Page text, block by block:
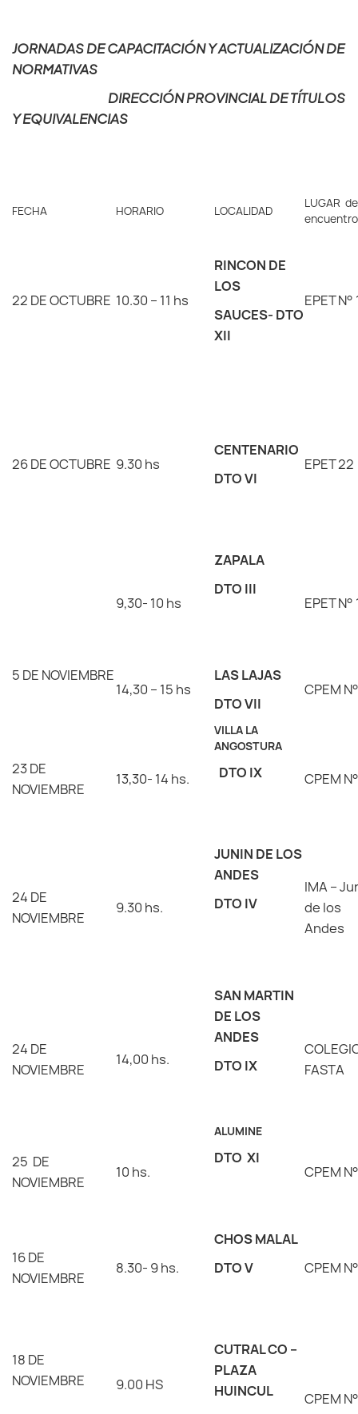
JORNADAS DE CAPACITACIÓN Y ACTUALIZACIÓN DE
NORMATIVAS
DIRECCIÓN PROVINCIAL DE TÍTULOS
Y EQUIVALENCIAS
FECHA HORARIO LOCALIDAD
LUGAR de
encuentro
22 DE OCTUBRE 10.30 – 11 hs
RINCON DE
LOS
SAUCES- DTO
XII
EPET N°
26 DE OCTUBRE 9.30 hs
CENTENARIO
DTO VI
EPET 22
5 DE NOVIEMBRE
9,30- 10 hs
14,30 – 15 hs
ZAPALA
DTO III
LAS LAJAS
DTO VII
EPET N°
CPEM
23 DE
NOVIEMBRE
13,30- 14 hs.
VILLA LA
ANGOSTURA
DTO IX CPEM
24 DE
NOVIEMBRE
9.30 hs.
JUNIN DE LOS
ANDES
DTO IV
IMA –
de los
Andes
24 DE
NOVIEMBRE
14,00 hs.
SAN MARTIN
DE LOS
ANDES
DTO IX
FASTA
25 DE
NOVIEMBRE
10 hs.
ALUMINE
DTO XI
CPEM
16 DE
NOVIEMBRE
8.30- 9 hs.
CHOS MALAL
DTO V
CPEM
18 DE
NOVIEMBRE
9.00 HS
CUTRAL CO –
PLAZA
HUINCUL
CPEM